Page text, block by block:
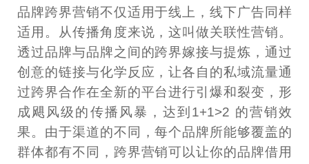
品牌跨界营销不仅适用于线上，线下广告同样
适用。从传播角度来说，这叫做关联性营销。
透过品牌与品牌之间的跨界嫁接与提炼，通过
创意的链接与化学反应，让各自的私域流量通
过跨界合作在全新的平台进行引爆和裂变，形
成飓风级的传播风暴，达到1+1>2 的营销效
果。由于渠道的不同，每个品牌所能够覆盖的
群体都有不同，跨界营销可以让你的品牌借用